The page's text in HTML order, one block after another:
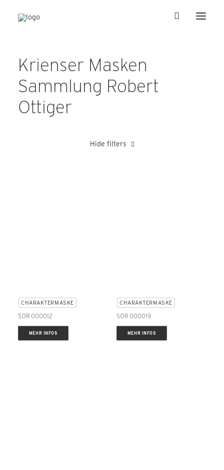
Krienser Masken
Sammlung Robert
Ottiger
Hide filters
CHARAKTERMASKE
SOR 000012
MEHR INFOS
CHARAKTERMASKE
SOR 000019
MEHR INFOS